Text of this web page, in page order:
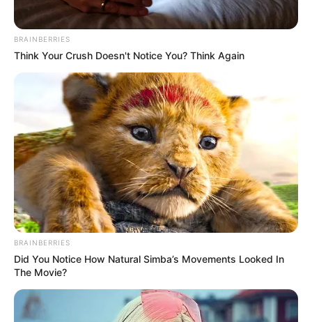
BRAINBERRIES
Think Your Crush Doesn't Notice You? Think Again
BRAINBERRIES
Did You Notice How Natural Simba’s Movements Looked In
The Movie?